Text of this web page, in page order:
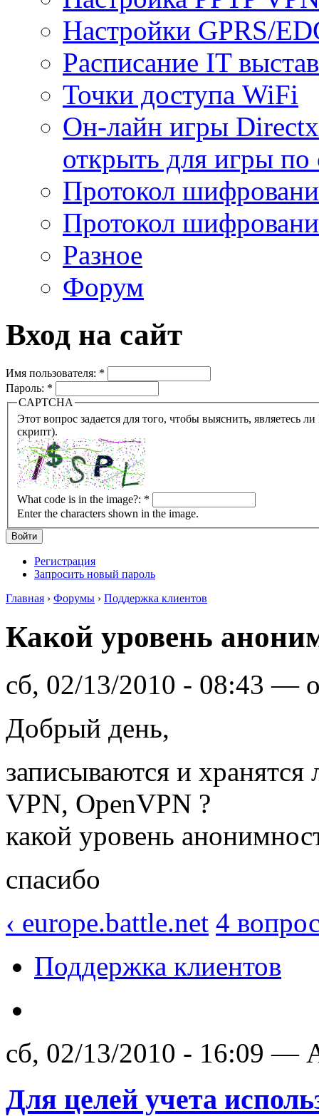
Настройки GPRS/
Расписание IT
Точки доступа WiFi
Он-лайн игры
открыть для игры по
Протокол
Протокол
Разное
Форум
Вход на сайт
Имя пользователя: *
Пароль: *
CAPTCHA
Этот вопрос задается для того, чтобы выяснить, являетесь ли Вы человеком или представляете из себя робота
скрипт).
What code is in the image?: *
Enter the characters shown in the image.
Регистрация
Запросить новый пароль
Главная › Форумы › Поддержка клиентов
Какой уровень
сб, 02/13/2010 - 08:43 —
Добрый день,
записываются и
VPN, OpenVPN ?
какой уровень
спасибо
‹ europe.battle.net 4
Поддержка клиентов
сб, 02/13/2010 - 16:09 —
Для целей учета